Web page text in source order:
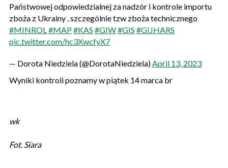
Państwowej odpowiedzialnej za nadzór i kontrole importu
zboża z Ukrainy , szczególnie tzw zboża technicznego
#MINROL #MAP#KAS #GIW#GIS #GIJHARS
pic.twitter.com/hc3XwcfyX7
— Dorota Niedziela (@DorotaNiedziela) April 13, 2023
Wyniki kontroli poznamy w piątek 14 marca br
wk
Fot. Siara